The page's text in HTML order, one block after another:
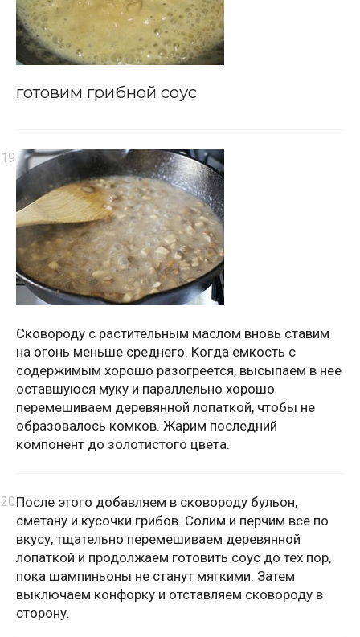
готовим грибной соус
Сковороду с растительным маслом вновь ставим
на огонь меньше среднего. Когда емкость с
содержимым хорошо разогреется, высыпаем в нее
оставшуюся муку и параллельно хорошо
перемешиваем деревянной лопаткой, чтобы не
образовалось комков. Жарим последний
компонент до золотистого цвета.
После этого добавляем в сковороду бульон,
сметану и кусочки грибов. Солим и перчим все по
вкусу, тщательно перемешиваем деревянной
лопаткой и продолжаем готовить соус до тех пор,
пока шампиньоны не станут мягкими. Затем
выключаем конфорку и отставляем сковороду в
сторону.